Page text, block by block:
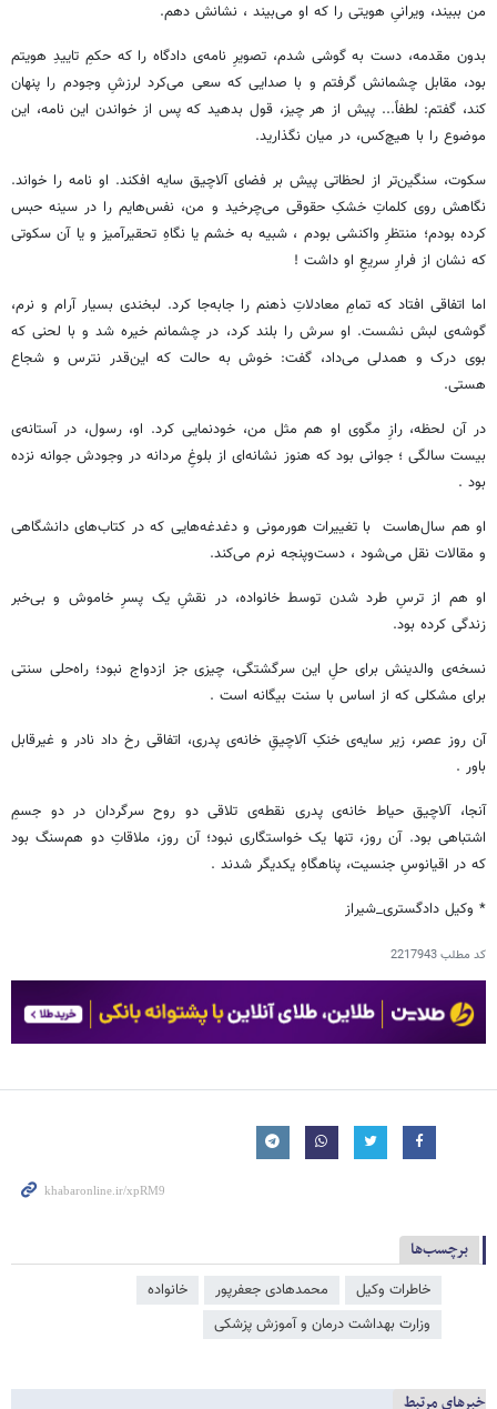
من ببیند، ویرانیِ هویتی را که او می‌بیند ، نشانش دهم.
بدون مقدمه، دست به گوشی شدم، تصویرِ نامه‌ی دادگاه را که حکمِ تاییدِ هویتم
بود، مقابل چشمانش گرفتم و با صدایی که سعی می‌کرد لرزشِ وجودم را پنهان
کند، گفتم: لطفاً... پیش از هر چیز، قول بدهید که پس از خواندن این نامه، این
موضوع را با هیچ‌کس، در میان نگذارید.
سکوت، سنگین‌تر از لحظاتی پیش بر فضای آلاچیق سایه افکند. او نامه را خواند.
نگاهش روی کلماتِ خشکِ حقوقی می‌چرخید و من، نفس‌هایم را در سینه حبس
کرده بودم؛ منتظرِ واکنشی بودم ، شبیه به خشم یا نگاهِ تحقیرآمیز و یا آن سکوتی
که نشان از فرارِ سریعِ او داشت !
اما اتفاقی افتاد که تمامِ معادلاتِ ذهنم را جابه‌جا کرد. لبخندی بسیار آرام و نرم،
گوشه‌ی لبش نشست. او سرش را بلند کرد، در چشمانم خیره شد و با لحنی که
بوی درک و همدلی می‌داد، گفت: خوش به حالت که این‌قدر نترس و شجاع
هستی.
در آن لحظه، رازِ مگوی او هم مثل من، خودنمایی کرد. او، رسول، در آستانه‌ی
بیست سالگی ؛ جوانی بود که هنوز نشانه‌ای از بلوغِ مردانه در وجودش جوانه نزده
بود .
او هم سال‌هاست با تغییرات هورمونی و دغدغه‌هایی که در کتاب‌های دانشگاهی
و مقالات نقل می‌شود ، دست‌وپنجه نرم می‌کند.
او هم از ترسِ طرد شدن توسط خانواده، در نقشِ یک پسرِ خاموش و بی‌خبر
زندگی کرده بود.
نسخه‌ی والدینش برای حلِ این سرگشتگی، چیزی جز ازدواج نبود؛ راه‌حلی سنتی
برای مشکلی که از اساس با سنت بیگانه است .
آن روز عصر، زیر سایه‌ی خنکِ آلاچیقِ خانه‌ی پدری، اتفاقی رخ داد نادر و غیرقابل
باور .
آنجا، آلاچیق حیاط خانه‌ی پدری نقطه‌ی تلاقی دو روح سرگردان در دو جسمِ
اشتباهی بود. آن روز، تنها یک خواستگاری نبود؛ آن روز، ملاقاتِ دو هم‌سنگ بود
که در اقیانوسِ جنسیت، پناهگاهِ یکدیگر شدند .
* وکیل دادگستری_شیراز
کد مطلب2217943
برچسب‌ها
خاطرات وکیل محمدهادی جعفرپور
خانواده
وزارت بهداشت درمان و آموزش پزشکی
خبرهای مرتبط